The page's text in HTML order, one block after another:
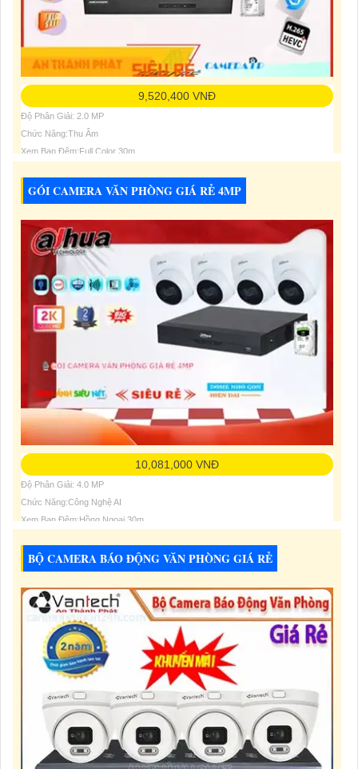
9,520,400 VNĐ
Độ Phân Giải: 2.0 MP
Chức Năng:Thu Âm
Xem Ban Đêm:Full Color 30m
GÓI CAMERA VĂN PHÒNG GIÁ RẺ 4MP
10,081,000 VNĐ
Độ Phân Giải: 4.0 MP
Chức Năng:Công Nghệ AI
Xem Ban Đêm:Hồng Ngoại 30m
BỘ CAMERA BÁO ĐỘNG VĂN PHÒNG GIÁ RẺ